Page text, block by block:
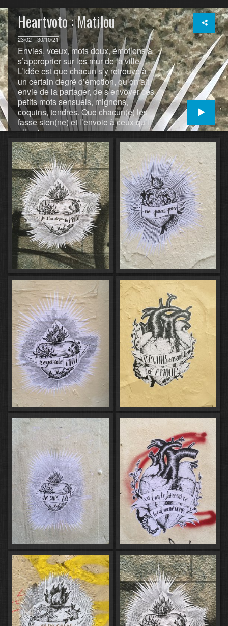
Heartvoto : Matilou
23/02—30/10/21
Envies, vœux, mots doux, émotions à
s’approprier sur les mur de la ville.
L’idée est que chacun s’y retrouve à
un certain degré d’émotion, qu’on ait
envie de la partager, de s’envoyer ces
petits mots sensuels, mignons,
coquins, tendres. Que chacun(e) les
fasse sien(ne) et l’envoie à ceux qu’il
elle aime.
(https://www.facebook.com/hashtag/heartvoto)